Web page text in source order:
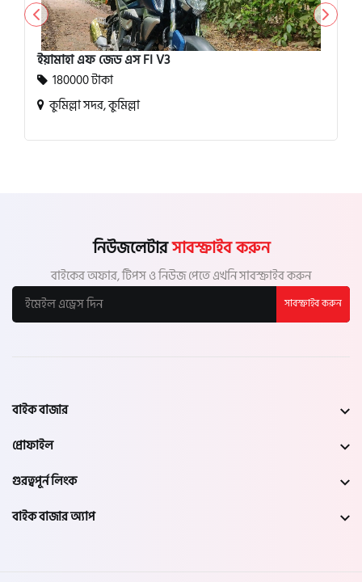
ইয়ামাহা এফ জেড এস FI V3
180000 টাকা
কুমিল্লা সদর, কুমিল্লা
নিউজলেটারসাবস্ক্রাইব করুন
বাইকের অফার, টিপস ও নিউজ পেতে এখনি সাবস্ক্রাইব করুন
সাবস্ক্রাইব করুন
বাইক বাজার
প্রোফাইল
গুরত্বপূর্ন লিংক
বাইক বাজার অ্যাপ